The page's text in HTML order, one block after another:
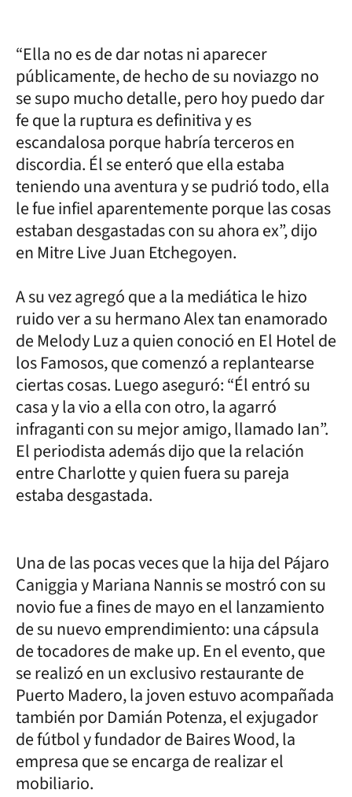
“Ella no es de dar notas ni aparecer
públicamente, de hecho de su noviazgo no
se supo mucho detalle, pero hoy puedo dar
fe que la ruptura es definitiva y es
escandalosa porque habría terceros en
discordia. Él se enteró que ella estaba
teniendo una aventura y se pudrió todo, ella
le fue infiel aparentemente porque las cosas
estaban desgastadas con su ahora ex”, dijo
en Mitre Live Juan Etchegoyen.
A su vez agregó que a la mediática le hizo
ruido ver a su hermano Alex tan enamorado
de Melody Luz a quien conoció en El Hotel de
los Famosos, que comenzó a replantearse
ciertas cosas. Luego aseguró: “Él entró su
casa y la vio a ella con otro, la agarró
infraganti con su mejor amigo, llamado Ian”.
El periodista además dijo que la relación
entre Charlotte y quien fuera su pareja
estaba desgastada.
Una de las pocas veces que la hija del Pájaro
Caniggia y Mariana Nannis se mostró con su
novio fue a fines de mayo en el lanzamiento
de su nuevo emprendimiento: una cápsula
de tocadores de make up. En el evento, que
se realizó en un exclusivo restaurante de
Puerto Madero, la joven estuvo acompañada
también por Damián Potenza, el exjugador
de fútbol y fundador de Baires Wood, la
empresa que se encarga de realizar el
mobiliario.